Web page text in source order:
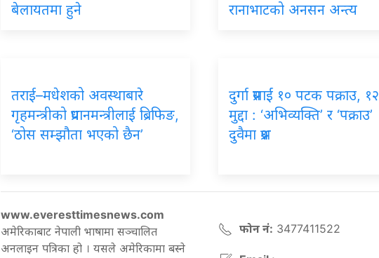
बेलायतमा हुने
रानाभाटको अनसन अन्त्य
तराई–मधेशको अवस्थाबारे
गृहमन्त्रीको प्रधानमन्त्रीलाई ब्रिफिङ,
‘ठोस सम्झौता भएको छैन’
दुर्गा प्रसाईं १० पटक पक्राउ, १२
मुद्दा : ‘अभिव्यक्ति’ र ‘पक्राउ’
दुवैमा प्रश्न
www.everesttimesnews.com
अमेरिकाबाट नेपाली भाषामा सञ्चालित
अनलाइन पत्रिका हो । यसले अमेरिकामा बस्ने
फोन नं: 3477411522